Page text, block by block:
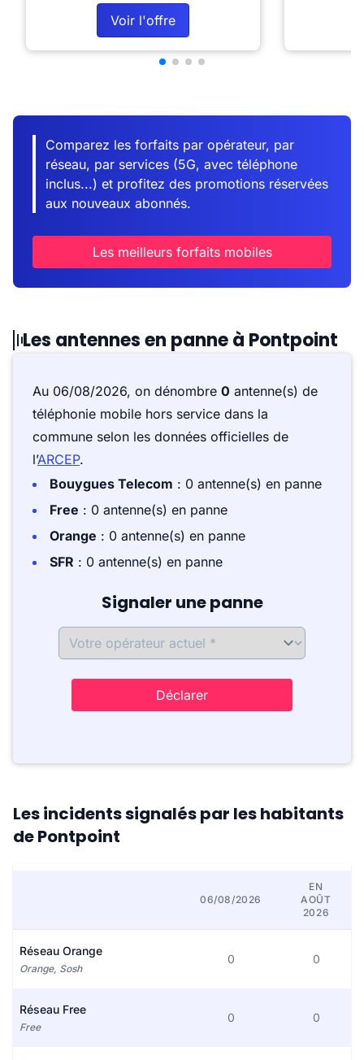
Voir l'offre
Comparez les forfaits par opérateur, par
réseau, par services (5G, avec téléphone
inclus...) et profitez des promotions réservées
aux nouveaux abonnés.
Les meilleurs forfaits mobiles
Les antennes en panne à Pontpoint
Au 06/08/2026, on dénombre 0 antenne(s) de
téléphonie mobile hors service dans la
commune selon les données officielles de
l’ARCEP.
Bouygues Telecom : 0 antenne(s) en panne
Free : 0 antenne(s) en panne
Orange : 0 antenne(s) en panne
SFR : 0 antenne(s) en panne
Signaler une panne
Déclarer
Les incidents signalés par les habitants
de Pontpoint
06/08/2026
EN
AOÛT
2026
Réseau Orange
Orange, Sosh
0 0
Réseau Free
Free
0 0